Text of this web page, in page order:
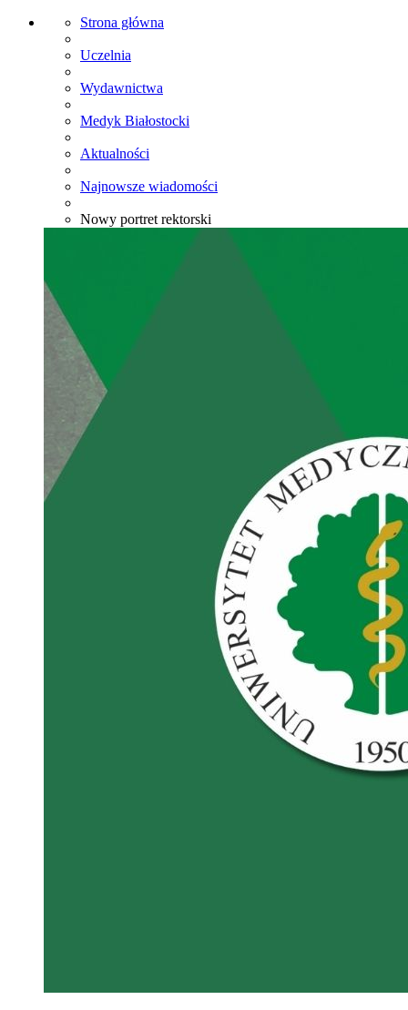
Strona główna
Uczelnia
Wydawnictwa
Medyk Białostocki
Aktualności
Najnowsze wiadomości
Nowy portret rektorski